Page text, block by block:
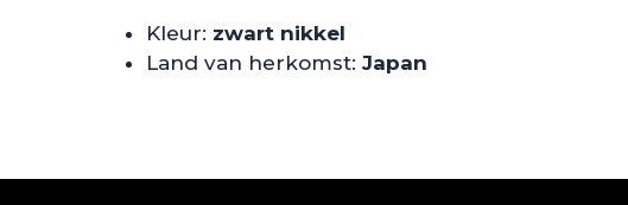
Kleur: zwart nikkel
Land van herkomst: Japan